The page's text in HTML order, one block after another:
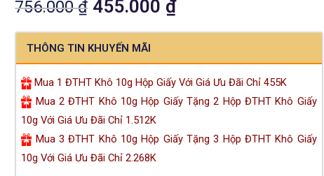
756.000₫ 455.000 ₫
THÔNG TIN KHUYẾN MÃI
Mua 1 ĐTHT Khô 10g Hộp Giấy Với Giá Ưu Đãi Chỉ 455K
Mua 2 ĐTHT Khô 10g Hộp Giấy Tặng 2 Hộp ĐTHT Khô Giấy
10g Với Giá Ưu Đãi Chỉ 1.512K
Mua 3 ĐTHT Khô 10g Hộp Giấy Tặng 3 Hộp ĐTHT Khô Giấy
10g Với Giá Ưu Đãi Chỉ 2.268K